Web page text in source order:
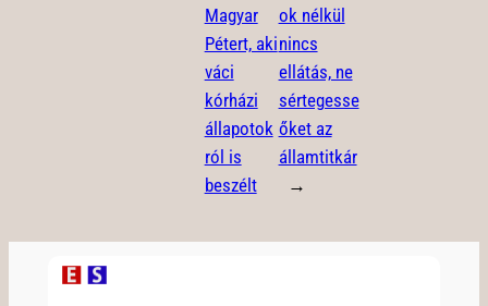
Magyar
Pétert, aki
váci
kórházi
állapotok
ról is
beszélt
ok nélkül
nincs
ellátás, ne
sértegesse
őket az
államtitkár
→